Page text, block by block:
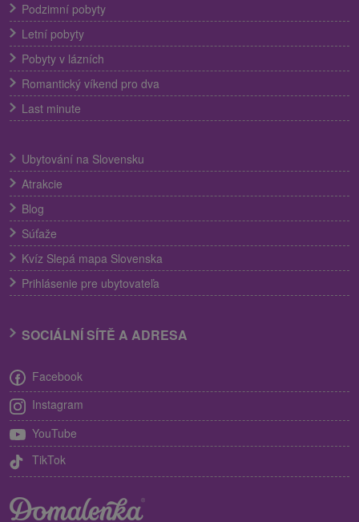
Podzimní pobyty
Letní pobyty
Pobyty v lázních
Romantický víkend pro dva
Last minute
Ubytování na Slovensku
Atrakcie
Blog
Súťaže
Kvíz Slepá mapa Slovenska
Prihlásenie pre ubytovateľa
SOCIÁLNÍ SÍTĚ A ADRESA
Facebook
Instagram
YouTube
TikTok